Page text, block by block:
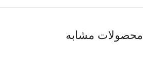
محصولات مشابه